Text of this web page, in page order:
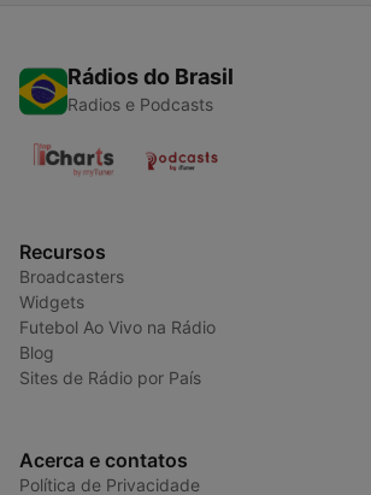
Rádios do Brasil
Radios e Podcasts
Recursos
Broadcasters
Widgets
Futebol Ao Vivo na Rádio
Blog
Sites de Rádio por País
Acerca e contatos
Política de Privacidade